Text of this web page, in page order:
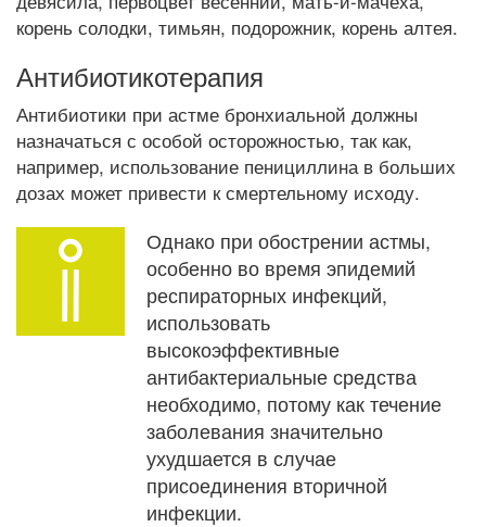
корень солодки, тимьян, подорожник, корень алтея.
Антибиотикотерапия
Антибиотики при астме бронхиальной должны
назначаться с особой осторожностью, так как,
например, использование пенициллина в больших
дозах может привести к смертельному исходу.
Однако при обострении астмы,
особенно во время эпидемий
респираторных инфекций,
использовать
высокоэффективные
антибактериальные средства
необходимо, потому как течение
заболевания значительно
ухудшается в случае
присоединения вторичной
инфекции.